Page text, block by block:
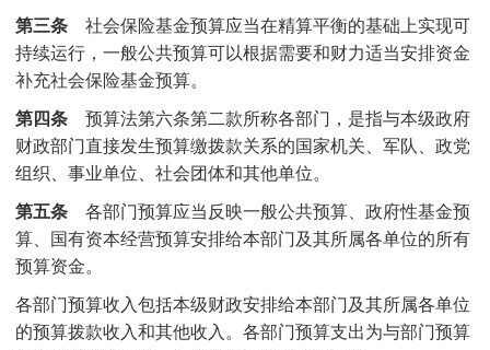
第三条社会保险基金预算应当在精算平衡的基础上实现可
持续运行，一般公共预算可以根据需要和财力适当安排资金
补充社会保险基金预算。
第四条预算法第六条第二款所称各部门，是指与本级政府
财政部门直接发生预算缴拨款关系的国家机关、军队、政党
组织、事业单位、社会团体和其他单位。
第五条各部门预算应当反映一般公共预算、政府性基金预
算、国有资本经营预算安排给本部门及其所属各单位的所有
预算资金。
各部门预算收入包括本级财政安排给本部门及其所属各单位
的预算拨款收入和其他收入。各部门预算支出为与部门预算